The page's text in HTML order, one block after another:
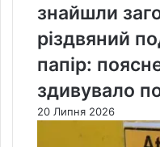
знайшли
різдвяний
папір:
здивувало
20 Липня 2026